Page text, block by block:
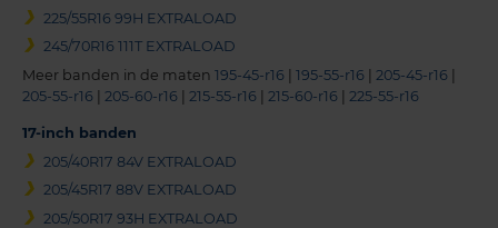
225/55R16 99H EXTRALOAD
245/70R16 111T EXTRALOAD
Meer banden in de maten 195-45-r16 195-55-r16 205-45-r16
205-55-r16
205-60-r16 215-55-r16 215-60-r16 225-55-r16
17-inch banden
205/40R17 84V EXTRALOAD
205/45R17 88V EXTRALOAD
205/50R17 93H EXTRALOAD